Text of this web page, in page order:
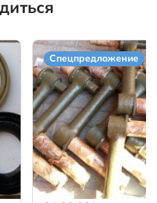
Спецпредложение